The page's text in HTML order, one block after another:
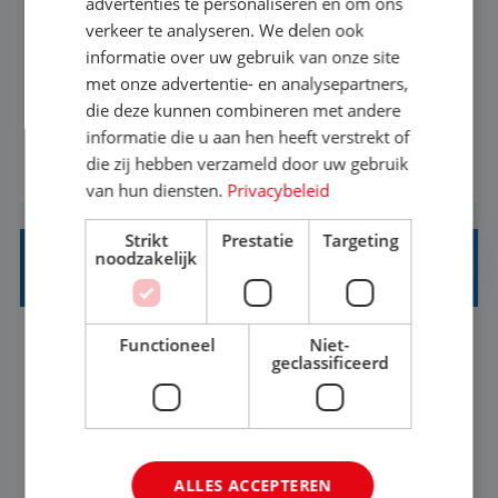
Met jouw ervaring in de reisbranche of
achtergrond in toerisme ben je klaar voor de
volgende stap. Vanaf je stoel reis je de hele
wereld over en speel je moeiteloos in op de
wensen van je team, je klant en wat er in de
reiswereld gebeurt. Met je enthousiasme weet je
klanten te overtuigen om die droomreis te
boeken! ...
BEKIJK VACATURE
REISADVISEUR ALLROUND
Aalsmeer, Noord-Holland, Nederland
Baan
MBO
het nu voor jezelf is, of voor een ander: jij vindt
verkeer te analyseren. We delen ook
informatie over uw gebruik van onze site
met onze advertentie- en analysepartners,
die deze kunnen combineren met andere
informatie die u aan hen heeft verstrekt of
die zij hebben verzameld door uw gebruik
van hun diensten. Privacybeleid
Strikt
noodzakelijk
Prestatie Targeting
Functioneel
Niet-
geclassificeerd
ALLES ACCEPTEREN